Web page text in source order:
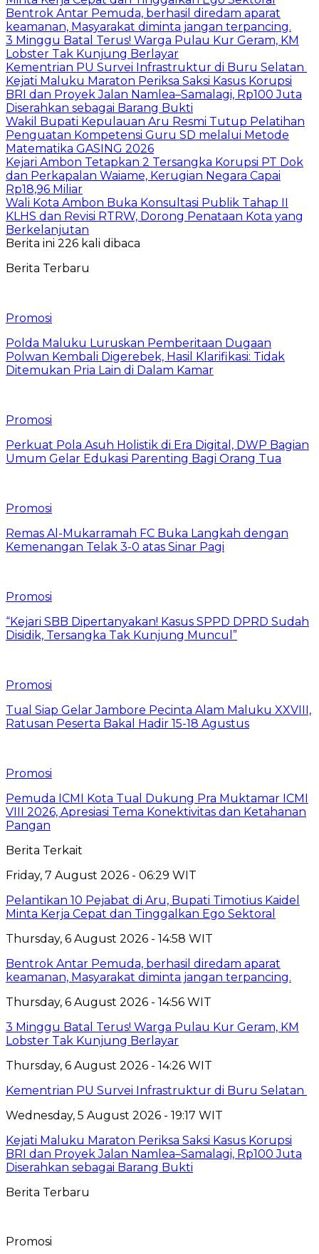
Bentrok Antar Pemuda, berhasil diredam aparat
keamanan, Masyarakat diminta jangan terpancing.
3 Minggu Batal Terus! Warga Pulau Kur Geram, KM
Lobster Tak Kunjung Berlayar
Kementrian PU Survei Infrastruktur di Buru Selatan
Kejati Maluku Maraton Periksa Saksi Kasus Korupsi
BRI dan Proyek Jalan Namlea–Samalagi, Rp100 Juta
Diserahkan sebagai Barang Bukti
Wakil Bupati Kepulauan Aru Resmi Tutup Pelatihan
Penguatan Kompetensi Guru SD melalui Metode
Matematika GASING 2026
Kejari Ambon Tetapkan 2 Tersangka Korupsi PT Dok
dan Perkapalan Waiame, Kerugian Negara Capai
Rp18,96 Miliar
Wali Kota Ambon Buka Konsultasi Publik Tahap II
KLHS dan Revisi RTRW, Dorong Penataan Kota yang
Berkelanjutan
Berita ini 226 kali dibaca
Berita Terbaru
Promosi
Polda Maluku Luruskan Pemberitaan Dugaan
Polwan Kembali Digerebek, Hasil Klarifikasi: Tidak
Ditemukan Pria Lain di Dalam Kamar
Promosi
Perkuat Pola Asuh Holistik di Era Digital, DWP Bagian
Umum Gelar Edukasi Parenting Bagi Orang Tua
Promosi
Remas Al-Mukarramah FC Buka Langkah dengan
Kemenangan Telak 3-0 atas Sinar Pagi
Promosi
“Kejari SBB Dipertanyakan! Kasus SPPD DPRD Sudah
Disidik, Tersangka Tak Kunjung Muncul”
Promosi
Tual Siap Gelar Jambore Pecinta Alam Maluku XXVIII,
Ratusan Peserta Bakal Hadir 15-18 Agustus
Promosi
Pemuda ICMI Kota Tual Dukung Pra Muktamar ICMI
VIII 2026, Apresiasi Tema Konektivitas dan Ketahanan
Pangan
Berita Terkait
Friday, 7 August 2026 - 06:29 WIT
Pelantikan 10 Pejabat di Aru, Bupati Timotius Kaidel
Minta Kerja Cepat dan Tinggalkan Ego Sektoral
Thursday, 6 August 2026 - 14:58 WIT
Bentrok Antar Pemuda, berhasil diredam aparat
keamanan, Masyarakat diminta jangan terpancing.
Thursday, 6 August 2026 - 14:56 WIT
3 Minggu Batal Terus! Warga Pulau Kur Geram, KM
Lobster Tak Kunjung Berlayar
Thursday, 6 August 2026 - 14:26 WIT
Kementrian PU Survei Infrastruktur di Buru Selatan
Wednesday, 5 August 2026 - 19:17 WIT
Kejati Maluku Maraton Periksa Saksi Kasus Korupsi
BRI dan Proyek Jalan Namlea–Samalagi, Rp100 Juta
Diserahkan sebagai Barang Bukti
Berita Terbaru
Promosi